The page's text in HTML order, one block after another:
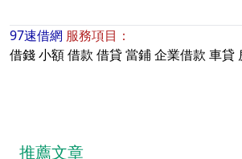
97速借網 服務項目：
借錢小額借款 借貸當鋪企業借款 車貸
推薦文章